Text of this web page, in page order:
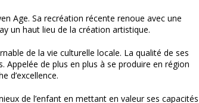
Age. Sa recréation récente renoue avec une
un haut lieu de la création artistique.
de la vie culturelle locale. La qualité de ses
de plus en plus à se produire en région
d’excellence.
de l’enfant en mettant en valeur ses capacités